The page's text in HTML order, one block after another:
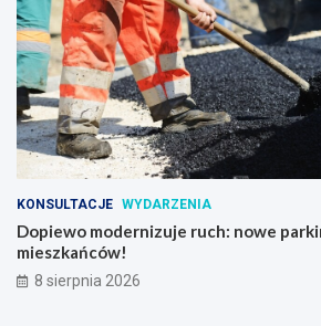
KONSULTACJE WYDARZENIA
Dopiewo modernizuje ruch: nowe
mieszkańców!
8 sierpnia 2026